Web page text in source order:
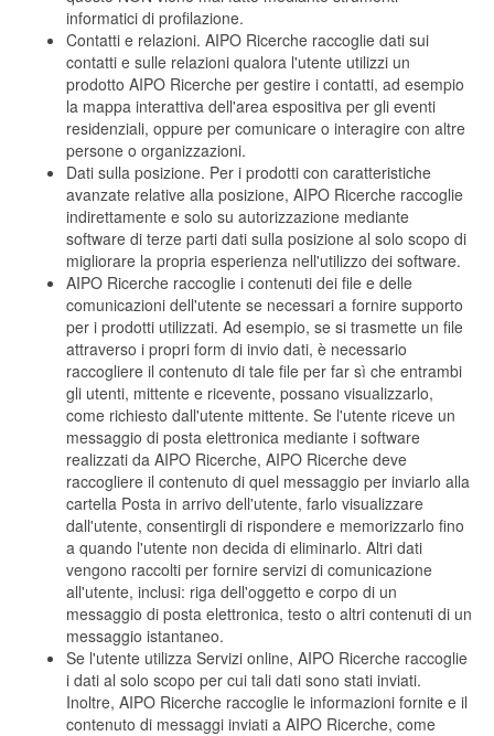
informatici di profilazione.
Contatti e relazioni. AIPO Ricerche raccoglie dati sui
contatti e sulle relazioni qualora l'utente utilizzi un
prodotto AIPO Ricerche per gestire i contatti, ad esempio
la mappa interattiva dell'area espositiva per gli eventi
residenziali, oppure per comunicare o interagire con altre
persone o organizzazioni.
Dati sulla posizione. Per i prodotti con caratteristiche
avanzate relative alla posizione, AIPO Ricerche raccoglie
indirettamente e solo su autorizzazione mediante
software di terze parti dati sulla posizione al solo scopo di
migliorare la propria esperienza nell'utilizzo dei software.
AIPO Ricerche raccoglie i contenuti dei file e delle
comunicazioni dell'utente se necessari a fornire supporto
per i prodotti utilizzati. Ad esempio, se si trasmette un file
attraverso i propri form di invio dati, è necessario
raccogliere il contenuto di tale file per far sì che entrambi
gli utenti, mittente e ricevente, possano visualizzarlo,
come richiesto dall'utente mittente. Se l'utente riceve un
messaggio di posta elettronica mediante i software
realizzati da AIPO Ricerche, AIPO Ricerche deve
raccogliere il contenuto di quel messaggio per inviarlo alla
cartella Posta in arrivo dell'utente, farlo visualizzare
dall'utente, consentirgli di rispondere e memorizzarlo fino
a quando l'utente non decida di eliminarlo. Altri dati
vengono raccolti per fornire servizi di comunicazione
all'utente, inclusi: riga dell'oggetto e corpo di un
messaggio di posta elettronica, testo o altri contenuti di un
messaggio istantaneo.
Se l'utente utilizza Servizi online, AIPO Ricerche raccoglie
i dati al solo scopo per cui tali dati sono stati inviati.
Inoltre, AIPO Ricerche raccoglie le informazioni fornite e il
contenuto di messaggi inviati a AIPO Ricerche, come